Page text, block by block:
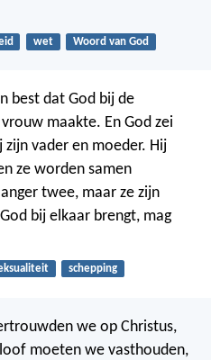
wet Woord van God
best dat God bij de
maakte. En God zei
vader en moeder. Hij
ze worden samen
twee, maar ze zijn
bij elkaar brengt, mag
schepping
we op Christus,
moeten we vasthouden,